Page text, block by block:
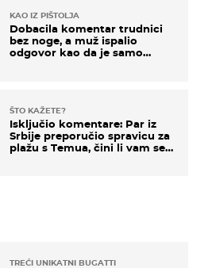
KAO IZ PIŠTOLJA
Dobacila komentar trudnici
bez noge, a muž ispalio
odgovor kao da je samo
ŠTO KAŽETE?
Isključio komentare: Par iz
Srbije preporučio spravicu za
plažu s Temua, čini li vam se
TREĆI UNIKATNI BUGATTI